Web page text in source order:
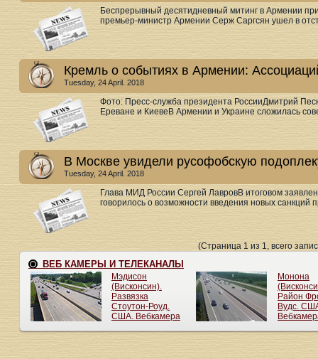
Беспрерывный десятидневный митинг в Армении
премьер-министр Армении Серж Саргсян ушел в
Кремль о событиях в Армении:
Tuesday, 24 April. 2018
Фото: Пресс-служба президента РоссииДмитрий
Ереване и КиевеВ Армении и Украине сложилась
В Москве увидели русофобскую
Tuesday, 24 April. 2018
Глава МИД России Сергей ЛавровВ итоговом
говорилось о возможности введения новых санкций
(Страница 1 из 1, всего